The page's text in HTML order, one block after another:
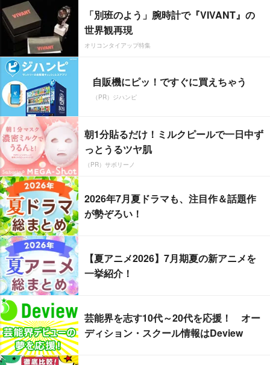
「別班のよう」腕時計で『VIVANT』の
世界観再現
オリコンタイアップ特集
自販機にピッ！ですぐに買えちゃう
（PR）ジハンピ
朝1分貼るだけ！ミルクピールで一日中ず
っとうるツヤ肌
（PR）サボリーノ
2026年7月夏ドラマも、注目作＆話題作
が勢ぞろい！
【夏アニメ2026】7月期夏の新アニメを
一挙紹介！
芸能界を志す10代～20代を応援！ オー
ディション・スクール情報はDeview